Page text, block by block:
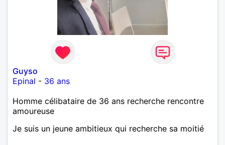
Guyso
Epinal - 36 ans
Homme célibataire de 36 ans recherche rencontre
amoureuse
Je suis un jeune ambitieux qui recherche sa moitié